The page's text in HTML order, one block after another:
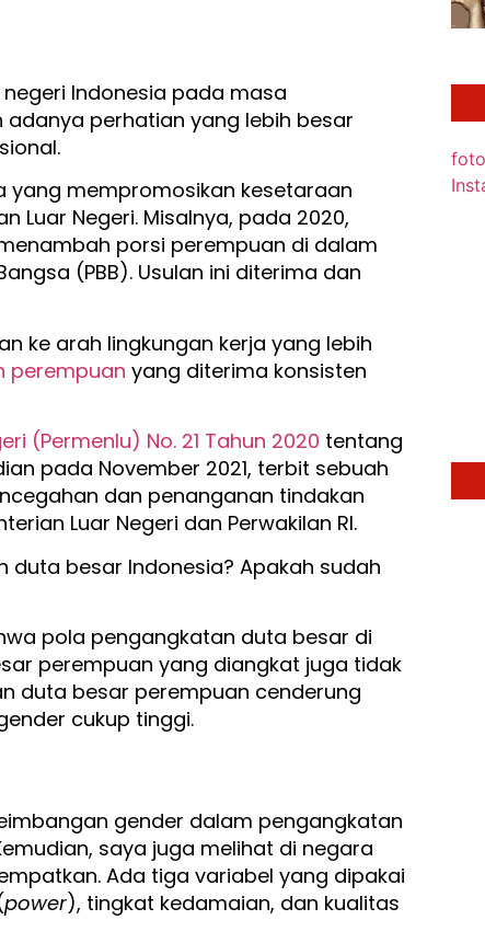
Indonesia pada masa
adanya perhatian yang lebih besar
yang mempromosikan kesetaraan
Luar Negeri. Misalnya, pada 2020,
porsi perempuan di dalam
(PBB). Usulan ini diterima dan
ke arah lingkungan kerja yang lebih
perempuan yang diterima konsisten
(Permenlu) No. 21 Tahun 2020 tentang
pada November 2021, terbit sebuah
dan penanganan tindakan
Luar Negeri dan Perwakilan RI.
besar Indonesia? Apakah sudah
pola pengangkatan duta besar di
perempuan yang diangkat juga tidak
duta besar perempuan cenderung
cukup tinggi.
gender dalam pengangkatan
saya juga melihat di negara
Ada tiga variabel yang dipakai
power), tingkat kedamaian, dan kualitas